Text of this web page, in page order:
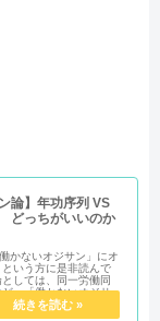
論】年功序列 VS
どっちがいいのか
かないオジサン」にオ
いう方に是非読んで
しては、同一労働同
、「働かないオジサ
的だな、と。